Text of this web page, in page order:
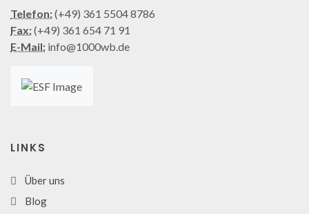
Telefon:(+49) 361 5504 8786
Fax:(+49) 361 654 71 91
E-Mail: info@1000wb.de
LINKS
Über uns
Blog